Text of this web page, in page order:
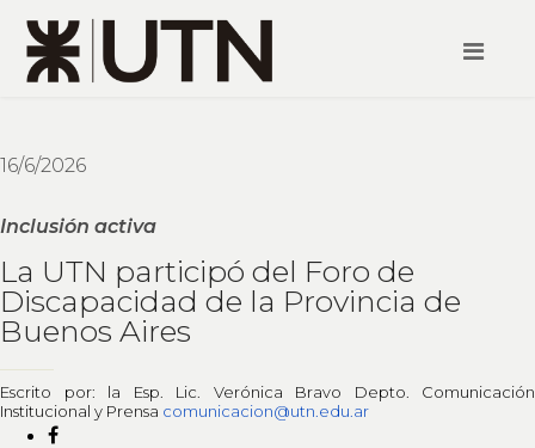
16/6/2026
Inclusión activa
La UTN participó del Foro de
Discapacidad de la Provincia de
Buenos Aires
Escrito por: la Esp. Lic. Verónica Bravo Depto. Comunicación
Institucional y Prensa comunicacion@utn.edu.ar